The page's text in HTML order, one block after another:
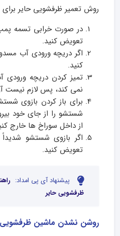
روش تعمیر ظرفشویی حایر
در صورت خرابی تسمه
تعویض کنید.
اگر دریچه ورودی آب
کنید.
تمیز کردن دریچه ورودی
نمی کند، پس لازم نیست
برای باز کردن بازوی
شستشو را از جای خود
از داخل سوراخ ها خارج
اگر بازوی شستشو
تعویض کنید.
پیشنهاد آی پی امداد:
ظرفشویی حایر
روشن نشدن ماشین ظرفشویی